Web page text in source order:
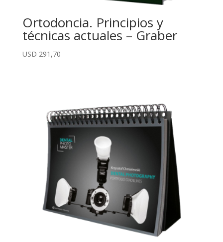
Ortodoncia. Principios y
técnicas actuales – Graber
USD 291,70